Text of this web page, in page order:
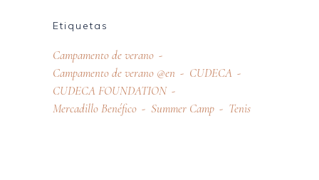
Etiquetas
Campamento de verano
Campamento de verano @en
CUDECA
CUDECA FOUNDATION
Mercadillo Benéfico
Summer Camp Tenis